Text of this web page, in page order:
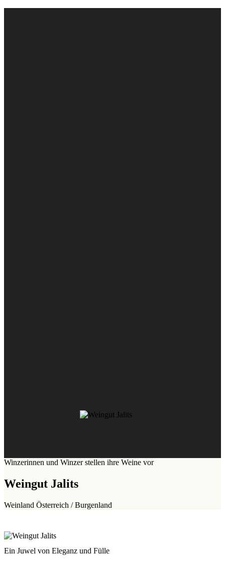
Winzerinnen und Winzer stellen ihre Weine vor
Weingut Jalits
Weinland Österreich / Burgenland
Ein Juwel von Eleganz und Fülle